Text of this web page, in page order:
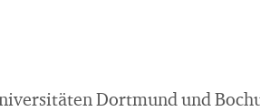
Dortmund und